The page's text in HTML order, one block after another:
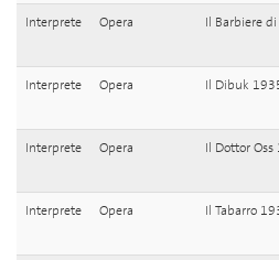
Interprete Opera Il Barbiere
Interprete Opera Il Dibuk
Interprete Opera Il Dottor
Interprete Opera Il Tabarro